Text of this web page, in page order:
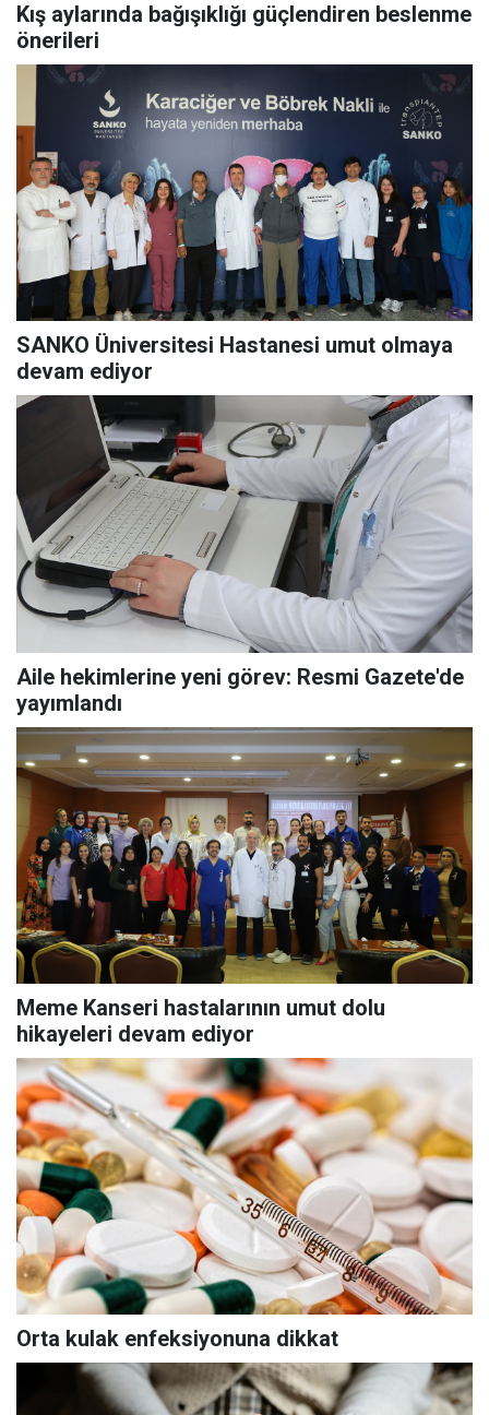
Kış aylarında bağışıklığı güçlendiren beslenme
önerileri
SANKO Üniversitesi Hastanesi umut olmaya
devam ediyor
Aile hekimlerine yeni görev: Resmi Gazete'de
yayımlandı
Meme Kanseri hastalarının umut dolu
hikayeleri devam ediyor
Orta kulak enfeksiyonuna dikkat